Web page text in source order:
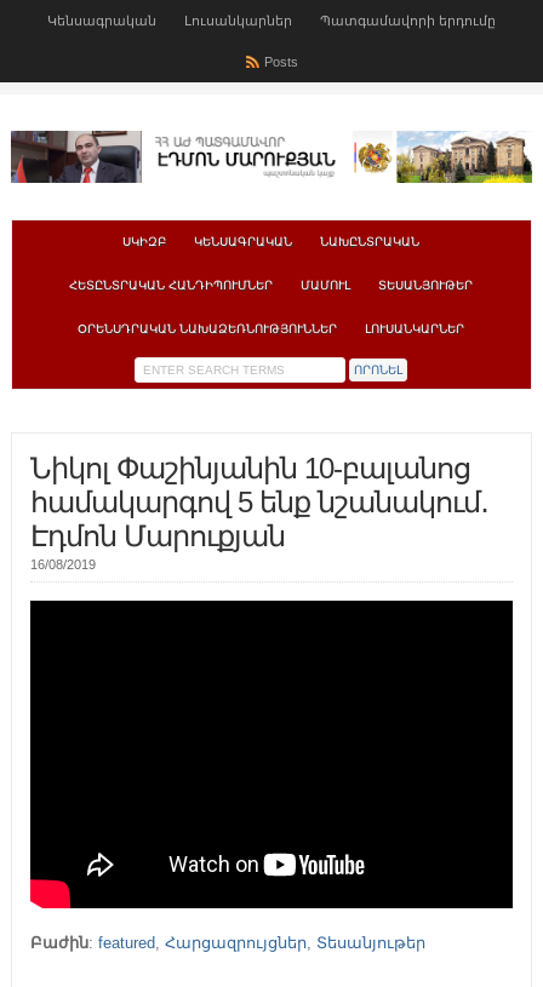
Կենսագրական Լուսանկարներ Պատգամավորի երդումը
Posts
ՍԿԻԶԲ ԿԵՆՍԱԳՐԱԿԱՆ ՆԱԽԸՆՏՐԱԿԱՆ
ՀԵՏԸՆՏՐԱԿԱՆ ՀԱՆԴԻՊՈՒՄՆԵՐ ՄԱՄՈՒԼ ՏԵՍԱՆՅՈՒԹԵՐ
ՕՐԵՆՍԴՐԱԿԱՆ ՆԱԽԱՁԵՌՆՈՒԹՅՈՒՆՆԵՐ ԼՈՒՍԱՆԿԱՐՆԵՐ
Նիկոլ Փաշինյանին 10-բալանոց
համակարգով 5 ենք նշանակում․
Էդմոն Մարուքյան
16/08/2019
Բաժին: featured, Հարցազրույցներ, Տեսանյութեր